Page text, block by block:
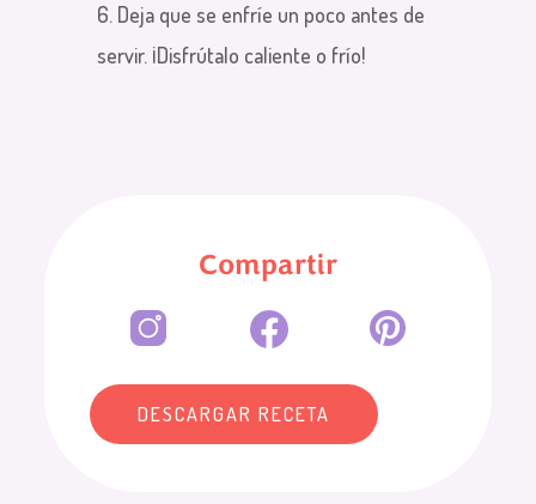
6. Deja que se enfríe un poco antes de
servir. ¡Disfrútalo caliente o frío!
Compartir
DESCARGAR RECETA